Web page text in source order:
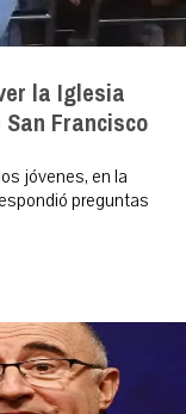
la Iglesia
Francisco
jóvenes, en la
preguntas